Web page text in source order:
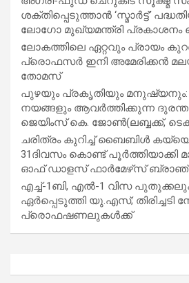
ശക്തിപ്പെടുത്താന്‍ ‘സ്മാര്‍ട്ട്’
ലോഗോ മുഖ്യമന്ത്രി
ലോകത്തിലെ ഏറ്റവും പ്രായം
പ്രൊഫസർ ഇനി അമേരിക്കൻ
തോമസ്
പുഴയും പ്രകൃതിയും മനുഷ്യനും:
നയങ്ങളും ആവർത്തിക്കുന്ന
ജെയിംസ് കെ. ജോൺ(ലബ്ബക്ക്,
ചരിത്രം കുറിച്ച് ബൈബിൾ
31ദിവസം കൊണ്ട് പൂർത്തിയാക്കി
ഓഫ് ഡാളസ് ഫാർമേഴ്‌സ്
എച്ച്-1ബി, എൽ-1 വിസ
ഏർപ്പെടുത്തി യു.എസ്; തിരിച്ചടി
പ്രൊഫഷണലുകൾക്ക്